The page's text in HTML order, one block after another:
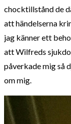
chocktillstånd de
att händelserna
jag känner ett
att Wilfreds
påverkade mig så
om mig.